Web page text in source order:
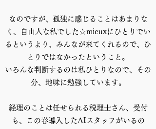
なのですが、孤独に感じることはあまりな
く、自由人な私でした☆mieuxにひとりでい
るというより、みんなが来てくれるので、ひ
とりではなかったということ。
いろんな判断するのは私ひとりなので、その
分、地味に勉強しています。
経理のことは任せられる税理士さん、受付
も、この春導入したAIスタッフがいるの